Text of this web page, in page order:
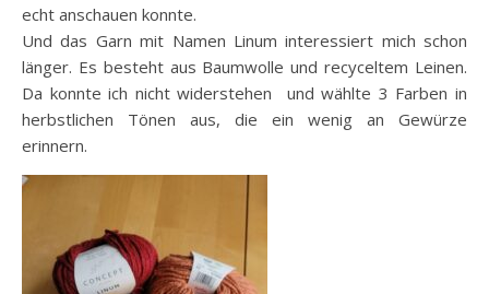
echt anschauen konnte.
Und das Garn mit Namen Linum interessiert mich schon
länger. Es besteht aus Baumwolle und recyceltem Leinen.
Da konnte ich nicht widerstehen und wählte 3 Farben in
herbstlichen Tönen aus, die ein wenig an Gewürze
erinnern.